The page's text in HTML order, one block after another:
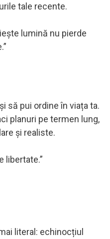
tale recente.
lumină nu pierde
să pui ordine în viața ta.
planuri pe termen lung,
și realiste.
libertate.”
literal: echinocțiul